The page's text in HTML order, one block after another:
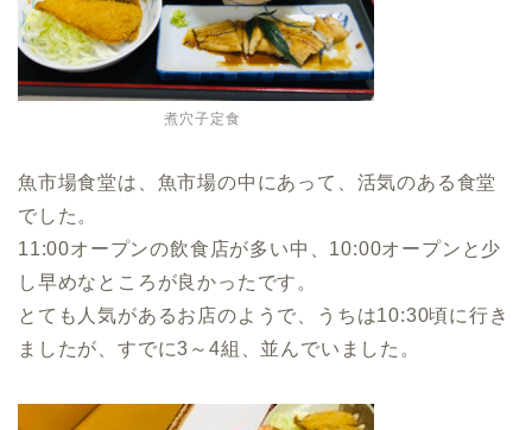
煮穴子定食
魚市場食堂は、魚市場の中にあって、活気のある食堂
でした。
11:00オープンの飲食店が多い中、10:00オープンと少
し早めなところが良かったです。
とても人気があるお店のようで、うちは10:30頃に行き
ましたが、すでに3～4組、並んでいました。